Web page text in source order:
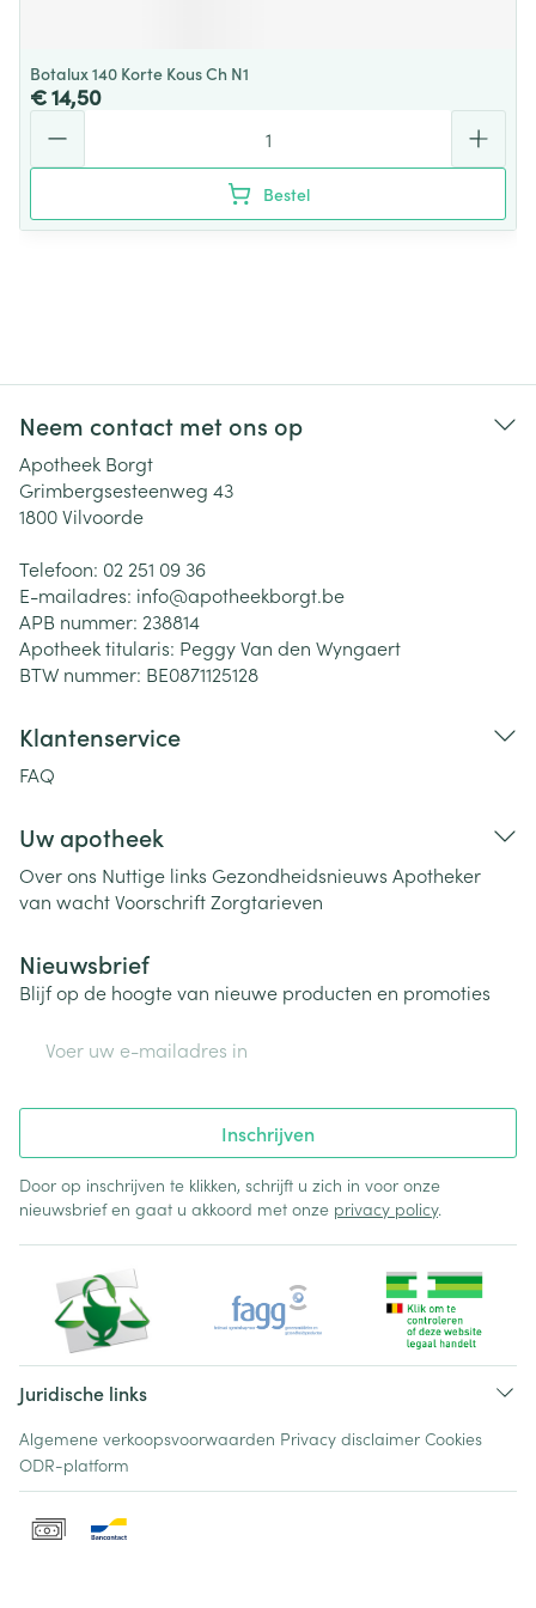
Botalux 140 Korte Kous Ch N1
€ 14,50
Bestel
Neem contact met ons op
Apotheek Borgt
Grimbergsesteenweg 43
1800Vilvoorde
Telefoon: 02 251 09 36
E-mailadres: info@apotheekborgt.be
APB nummer: 238814
Apotheek titularis: Peggy Van den Wyngaert
BTW nummer: BE0871125128
Klantenservice
FAQ
Uw apotheek
Over ons Nuttige links Gezondheidsnieuws Apotheker
van wachtVoorschriftZorgtarieven
Nieuwsbrief
Blijf op de hoogte van nieuwe producten en promoties
Inschrijven
Door op inschrijven te klikken, schrijft u zich in voor onze
nieuwsbrief en gaat u akkoord met onze privacy policy.
Juridische links
Algemene verkoopsvoorwaarden Privacy disclaimer Cookies
ODR-platform